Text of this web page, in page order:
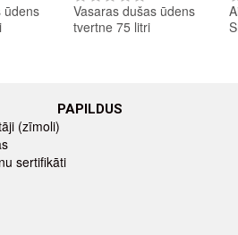
ūdens
Vasaras dušas ūdens
tvertne 75 litri
PAPILDUS
(zīmoli)
sertifikāti